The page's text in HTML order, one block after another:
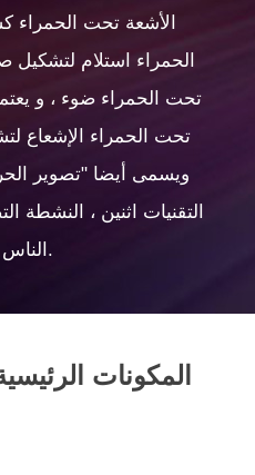
الأشعة تحت
الحمراء استلام لتشكيل
تحت الحمراء ضوء ، و
تحت الحمراء الإشعاع
ويسمى أيضا "تصوير
التقنيات اثنين ، النشطة
الناس ، أهداف ، مشاهد ، وهلم جرا.
المكونات